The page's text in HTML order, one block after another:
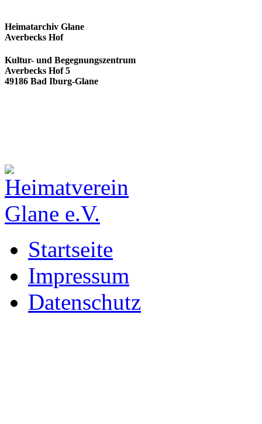
Heimatarchiv Glane
Averbecks Hof
Kultur- und Begegnungszentrum
Averbecks Hof 5
49186 Bad Iburg-Glane
Startseite
Impressum
Datenschutz